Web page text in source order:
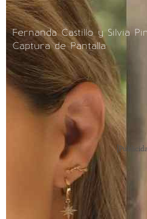
Fernanda Castillo y Silvia
Captura de Pantalla